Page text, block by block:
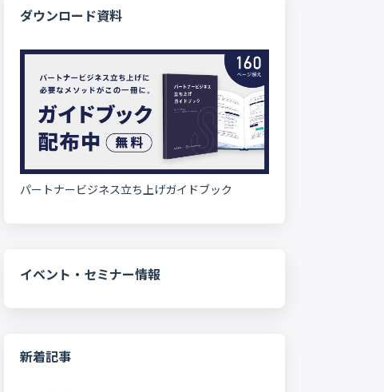
ダウンロード資料
パートナービジネス立ち上げガイドブック
イベント・セミナー情報
新着記事